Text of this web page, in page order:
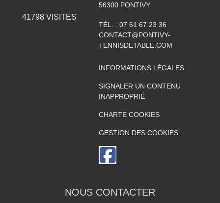
41798VISITES
56300 PONTIVY
TÉL. : 07 61 67 23 36
CONTACT@PONTIVY-
TENNISDETABLE.COM
INFORMATIONS LÉGALES
SIGNALER UN CONTENU
INAPPROPRIÉ
CHARTE COOKIES
GESTION DES COOKIES
NOUS CONTACTER